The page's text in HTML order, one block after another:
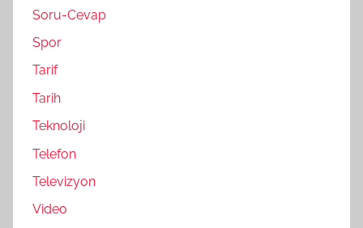
Soru-Cevap
Spor
Tarif
Tarih
Teknoloji
Telefon
Televizyon
Video